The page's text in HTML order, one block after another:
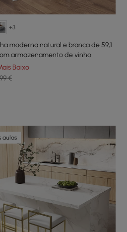
+3
moderna natural e branca de 59,1
armazenamento de vinho
Baixo
€
aulas